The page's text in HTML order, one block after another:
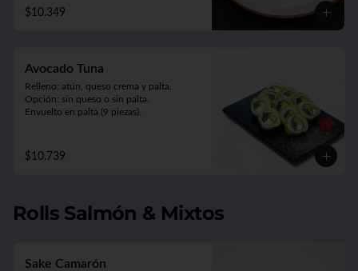
$10.349
Avocado Tuna
Relleno: atún, queso crema y palta.
Opción: sin queso o sin palta.
Envuelto en palta (9 piezas).
$10.739
Rolls Salmón & Mixtos
Sake Camarón